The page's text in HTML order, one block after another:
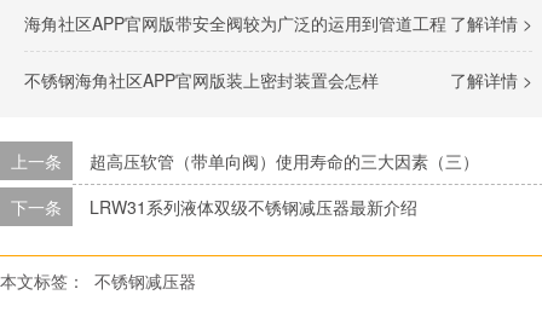
了解详情 >
海角社区APP官网版带安全阀较为广泛的运用到管道工程
了解详情 >
不锈钢海角社区APP官网版装上密封装置会怎样
上一条
超高压软管（带单向阀）使用寿命的三大因素（三）
下一条
LRW31系列液体双级不锈钢减压器最新介绍
本文标签： 不锈钢减压器